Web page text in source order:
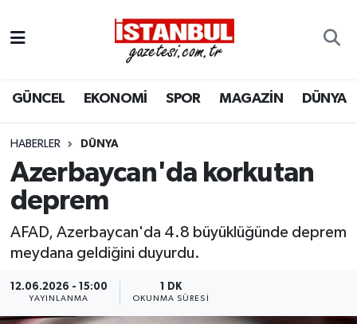
GÜNCEL EKONOMİ SPOR MAGAZİN DÜNYA
HABERLER DÜNYA
Azerbaycan'da korkutan
deprem
AFAD, Azerbaycan'da 4.8 büyüklüğünde deprem
meydana geldiğini duyurdu.
12.06.2026 - 15:00
YAYINLANMA
1 DK
OKUNMA SÜRESI
EKONOMİ
İSTANBUL
DÜNYA
MAGAZİN
KÜLTÜR SANAT
Nöbetçi Eczaneler
Hava Durumu
Trafik Durumu
Süper Lig Puan Durumu ve Fikstür
Son Dakika Haberleri
Haber Arşivi